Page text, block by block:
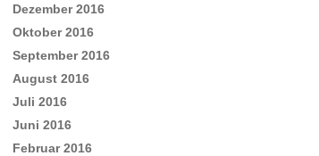
Dezember 2016
Oktober 2016
September 2016
August 2016
Juli 2016
Juni 2016
Februar 2016